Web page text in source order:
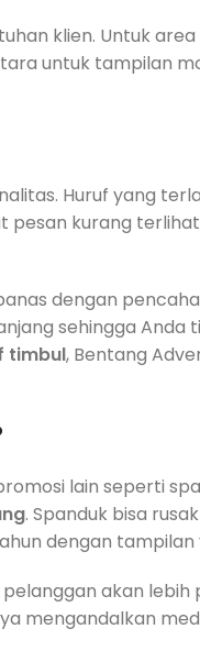
klien. Untuk
untuk tampilan
Huruf yang
kurang
dengan
sehingga Anda
timbul, Bentang
lain seperti
. Spanduk bisa
dengan
akan
mengandalkan